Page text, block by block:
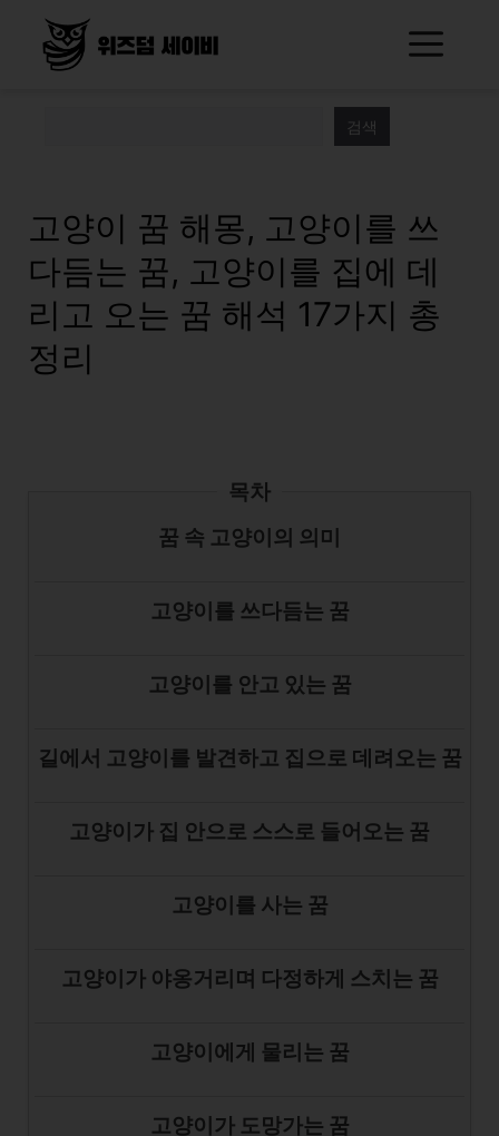
검색
고양이 꿈 해몽, 고양이를 쓰
다듬는 꿈, 고양이를 집에 데
리고 오는 꿈 해석 17가지 총
정리
목차
꿈 속 고양이의 의미
고양이를 쓰다듬는 꿈
고양이를 안고 있는 꿈
길에서 고양이를 발견하고 집으로 데려오는 꿈
고양이가 집 안으로 스스로 들어오는 꿈
고양이를 사는 꿈
고양이가 야옹거리며 다정하게 스치는 꿈
고양이에게 물리는 꿈
고양이가 도망가는 꿈